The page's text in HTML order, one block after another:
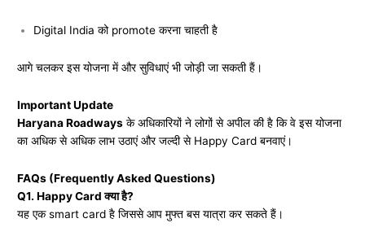
Digital India को promote करना चाहती है
आगे चलकर इस योजना में और सुविधाएं भी जोड़ी जा सकती हैं।
Important Update
Haryana Roadways के अधिकारियों ने लोगों से अपील की है कि वे इस योजना
का अधिक से अधिक लाभ उठाएं और जल्दी से Happy Card बनवाएं।
FAQs (Frequently Asked Questions)
Q1. Happy Card क्या है?
यह एक smart card है जिससे आप मुफ्त बस यात्रा कर सकते हैं।